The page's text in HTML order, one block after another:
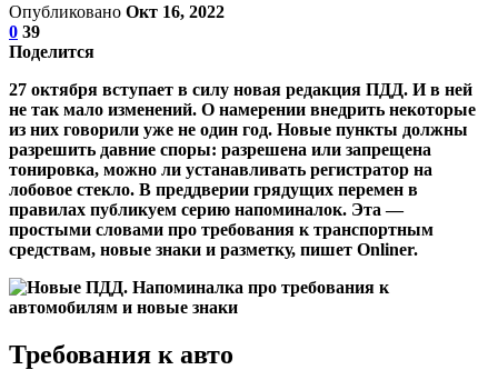
Опубликовано Окт 16, 2022
0 39
Поделится
27 октября вступает в силу новая редакция ПДД. И в ней
не так мало изменений. О намерении внедрить некоторые
из них говорили уже не один год. Новые пункты должны
разрешить давние споры: разрешена или запрещена
тонировка, можно ли устанавливать регистратор на
лобовое стекло. В преддверии грядущих перемен в
правилах публикуем серию напоминалок. Эта —
простыми словами про требования к транспортным
средствам, новые знаки и разметку, пишет Onliner.
Требования к авто